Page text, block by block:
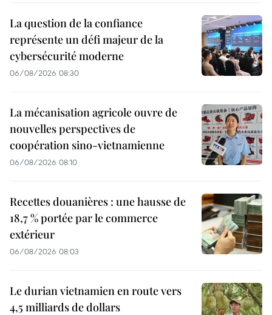
La question de la confiance
représente un défi majeur de la
cybersécurité moderne
06/08/2026 08:30
La mécanisation agricole ouvre de
nouvelles perspectives de
coopération sino-vietnamienne
06/08/2026 08:10
Recettes douanières : une hausse de
18,7 % portée par le commerce
extérieur
06/08/2026 08:03
Le durian vietnamien en route vers
4,5 milliards de dollars